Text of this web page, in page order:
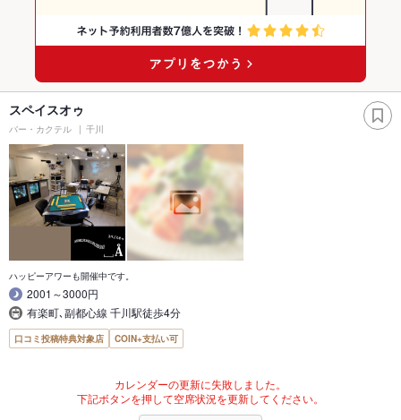
スペイスオゥ
バー・カクテル 千川
ハッピーアワーも開催中です。
2001～3000円
有楽町､副都心線 千川駅徒歩4分
口コミ投稿特典対象店 COIN+支払い可
カレンダーの更新に失敗しました。
下記ボタンを押して空席状況を更新してください。